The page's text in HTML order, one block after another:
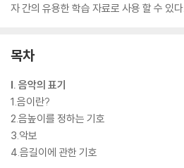
자 간의 유용한 학습 자료로 사용 할 수 있다.
목차
Ⅰ. 음악의 표기
1.음이란?
2.음높이를 정하는 기호
3.악보
4.음길이에 관한 기호